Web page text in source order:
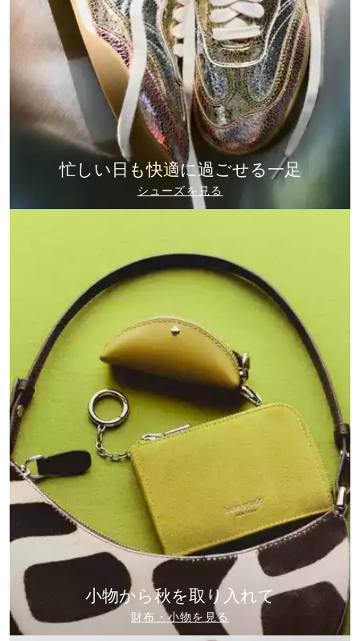
忙しい日も快適に過ごせる一足
シューズを見る
小物から秋を取り入れて
財布・小物を見る